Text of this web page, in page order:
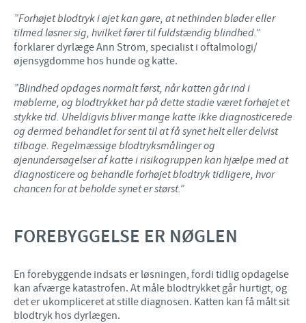
”Forhøjet blodtryk i øjet kan gøre, at nethinden bløder eller
tilmed løsner sig, hvilket fører til fuldstændig blindhed.”
forklarer dyrlæge Ann Ström, specialist i oftalmologi/
øjensygdomme hos hunde og katte.
”Blindhed opdages normalt først, når katten går ind i
møblerne, og blodtrykket har på dette stadie været forhøjet et
stykke tid. Uheldigvis bliver mange katte ikke diagnosticerede
og dermed behandlet for sent til at få synet helt eller delvist
tilbage. Regelmæssige blodtryksmålinger og
øjenundersøgelser af katte i risikogruppen kan hjælpe med at
diagnosticere og behandle forhøjet blodtryk tidligere, hvor
chancen for at beholde synet er størst.”
FOREBYGGELSE ER NØGLEN
En forebyggende indsats er løsningen, fordi tidlig opdagelse
kan afværge katastrofen. At måle blodtrykket går hurtigt, og
det er ukompliceret at stille diagnosen. Katten kan få målt sit
blodtryk hos dyrlægen.